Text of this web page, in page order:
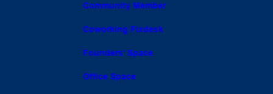
Community Member
Coworking Fixdesk
Founders’ Space
Office Space